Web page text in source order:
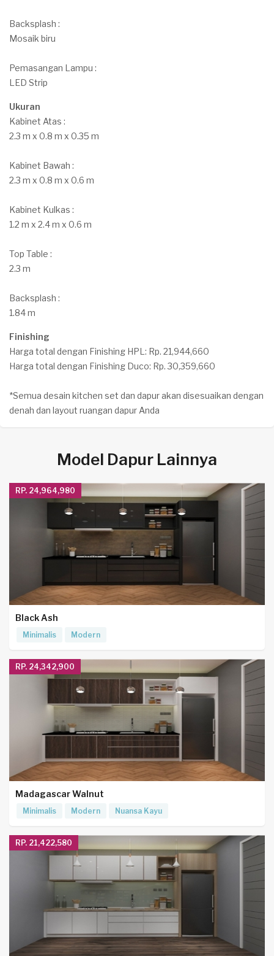
Backsplash :
Mosaik biru
Pemasangan Lampu :
LED Strip
Ukuran
Kabinet Atas :
2.3 m x 0.8 m x 0.35 m
Kabinet Bawah :
2.3 m x 0.8 m x 0.6 m
Kabinet Kulkas :
1.2 m x 2.4 m x 0.6 m
Top Table :
2.3 m
Backsplash :
1.84 m
Finishing
Harga total dengan Finishing HPL: Rp. 21,944,660
Harga total dengan Finishing Duco: Rp. 30,359,660
*Semua desain kitchen set dan dapur akan disesuaikan dengan
denah dan layout ruangan dapur Anda
Model Dapur Lainnya
RP. 24,964,980
Black Ash
Minimalis Modern
RP. 24,342,900
Madagascar Walnut
Minimalis Modern Nuansa Kayu
RP. 21,422,580